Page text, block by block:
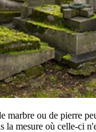
marbre ou de pierre
mesure où celle-ci